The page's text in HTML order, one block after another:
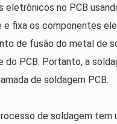
eletrônicos no PCB
e fixa os componentes
de fusão do metal de
do PCB. Portanto, a
de soldagem PCB.
de soldagem tem